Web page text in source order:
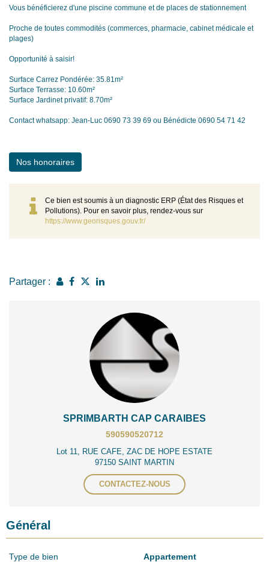
Vous bénéficierez d'une piscine commune et de places de stationnement
Proche de toutes commodités (commerces, pharmacie, cabinet médicale et
plages)
Opportunité à saisir!
Surface Carrez Pondérée: 35.81m²
Surface Terrasse: 10.60m²
Surface Jardinet privatif: 8.70m²
Contact whatsapp: Jean-Luc 0690 73 39 69 ou Bénédicte 0690 54 71 42
Nos honoraires
Ce bien est soumis à un diagnostic ERP (État des Risques et
Pollutions). Pour en savoir plus, rendez-vous sur
https://www.georisques.gouv.fr/
Partager :
SPRIMBARTH CAP CARAIBES
590590520712
Lot 11, RUE CAFE, ZAC DE HOPE ESTATE
97150 SAINT MARTIN
CONTACTEZ-NOUS
Général
Type de bien Appartement